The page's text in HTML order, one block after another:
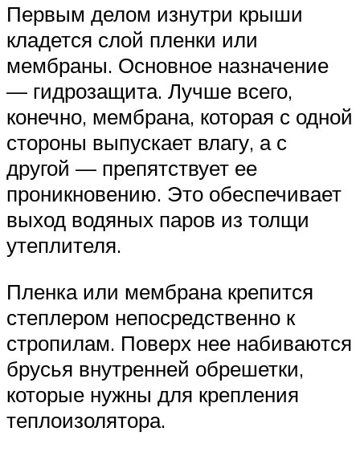
Первым делом изнутри крыши
кладется слой пленки или
мембраны. Основное назначение
— гидрозащита. Лучше всего,
конечно, мембрана, которая с одной
стороны выпускает влагу, а с
другой — препятствует ее
проникновению. Это обеспечивает
выход водяных паров из толщи
утеплителя.
Пленка или мембрана крепится
степлером непосредственно к
стропилам. Поверх нее набиваются
брусья внутренней обрешетки,
которые нужны для крепления
теплоизолятора.